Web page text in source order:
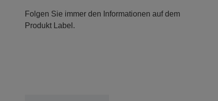
Folgen Sie immer den Informationen auf dem
Produkt Label.